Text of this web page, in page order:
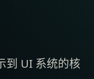
到 UI 系统的核